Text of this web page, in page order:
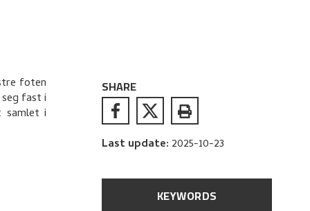
foten
fast i
samlet i
SHARE
Last update: 2025-10-23
KEYWORDS